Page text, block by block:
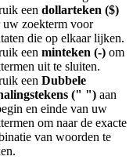
een dollarteken ($)
uw zoekterm voor
die op elkaar lijken.
een minteken (-) om
uit te sluiten.
een Dubbele
(" ") aan
en einde van uw
om naar de exacte
van woorden te